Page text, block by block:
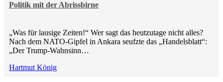
Politik mit der Abrissbirne
„Was für lausige Zeiten!“ Wer sagt das heutzutage nicht alles?
Nach dem NATO-Gipfel in Ankara seufzte das „Handelsblatt“:
„Der Trump-Wahnsinn…
Hartmut König